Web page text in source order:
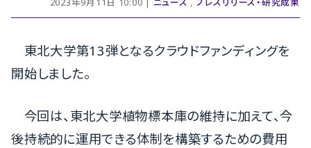
2023年9月11日 10:00 | ニュース , プレスリリース・研究成果
東北大学第13弾となるクラウドファンディングを
開始しました。
今回は、東北大学植物標本庫の維持に加えて、今
後持続的に運用できる体制を構築するための費用